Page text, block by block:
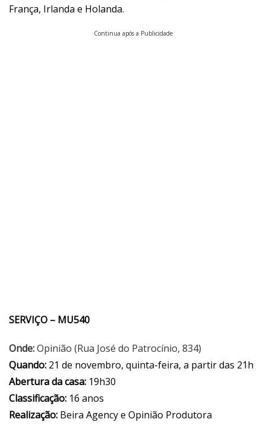
França, Irlanda e Holanda.
Continua após a Publicidade
SERVIÇO – MU540
Onde:Opinião (Rua José do Patrocínio, 834)
Quando: 21 de novembro, quinta-feira, a partir das 21h
Abertura da casa: 19h30
Classificação: 16 anos
Realização: Beira Agency e Opinião Produtora